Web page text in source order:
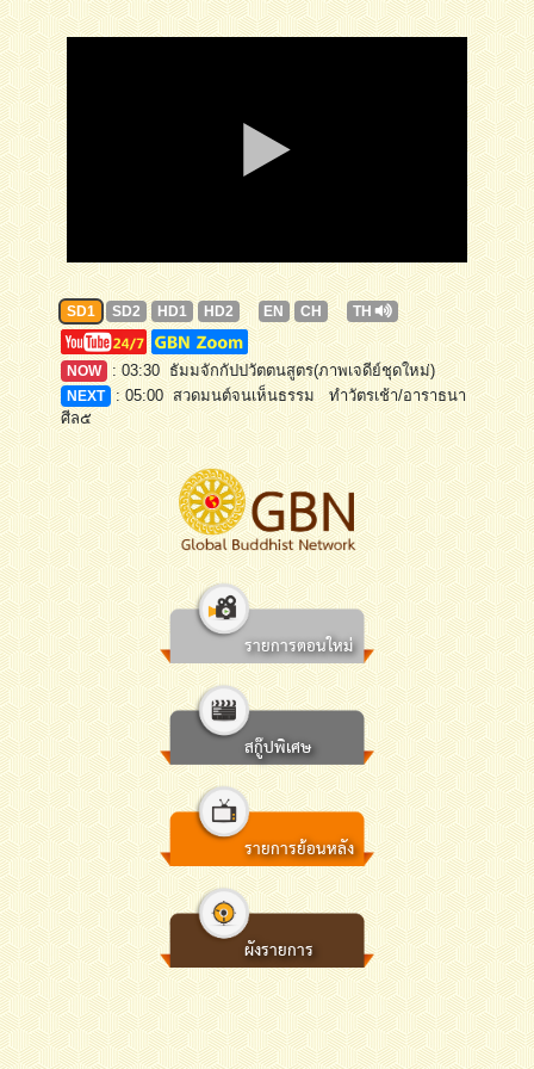
SD1 SD2 HD1 HD2 EN CH TH
NOW : 03:30 ธัมมจักกัปปวัตตนสูตร(ภาพเจดีย์ชุดใหม่)
NEXT : 05:00 สวดมนต์จนเห็นธรรม ทำวัตรเช้า/อาราธนา
ศีล๕
รายการตอนใหม่
สกู๊ปพิเศษ
รายการย้อนหลัง
ผังรายการ